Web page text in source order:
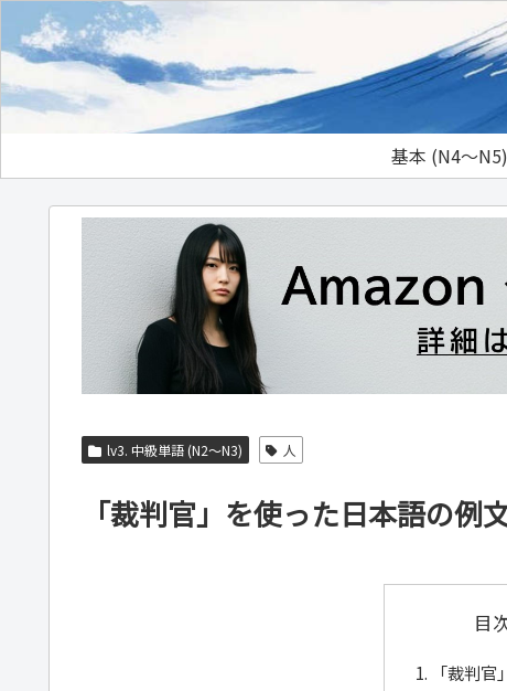
基本 (N4～N5)
lv3. 中級単語 (N2～N3) 人
「裁判官」を使った日本語の例
目
「裁判